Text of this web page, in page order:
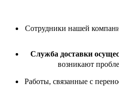
Сотрудники нашей
Служба доставки
возникают
Работы, связанные с